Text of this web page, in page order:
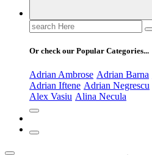
Search
for:
Or check our Popular Categories...
Adrian Ambrose Adrian Barna
Adrian Iftene Adrian Negrescu
Alex Vasiu Alina Necula